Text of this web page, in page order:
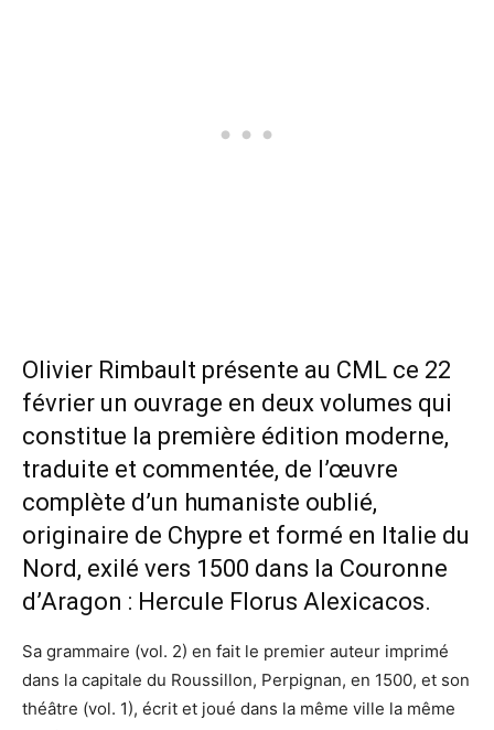
Olivier Rimbault présente au CML ce 22
février un ouvrage en deux volumes qui
constitue la première édition moderne,
traduite et commentée, de l’œuvre
complète d’un humaniste oublié,
originaire de Chypre et formé en Italie du
Nord, exilé vers 1500 dans la Couronne
d’Aragon : Hercule Florus Alexicacos.
Sa grammaire (vol. 2) en fait le premier auteur imprimé
dans la capitale du Roussillon, Perpignan, en 1500, et son
théâtre (vol. 1), écrit et joué dans la même ville la même